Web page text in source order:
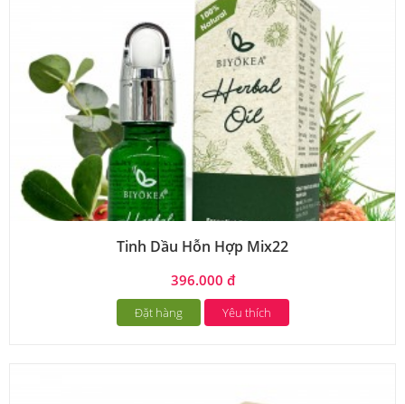
Tinh Dầu Hỗn Hợp Mix22
396.000 đ
Đặt hàng Yêu thích